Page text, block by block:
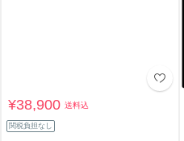
¥38,900送料込
関税負担なし